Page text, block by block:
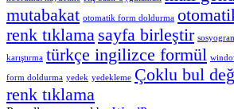
mutabakat otomatik form doldurma
renk tıklama sayfa birleştir
karıştırma türkçe ingilizce formül
form doldurma yedek yedekleme Çoklu bul
renk tıklama